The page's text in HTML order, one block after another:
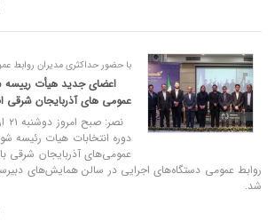
با حضور حداکثری مدیران روابط
اعضای جدید هیأت رییسه
عمومی‌ های آذربایجان شرقی
دوره انتخابات هیات رئیسه
عمومی‌های آذربایجان شرقی
روابط عمومی دستگاه‌های اجرایی در سالن همایش‌های
شد.